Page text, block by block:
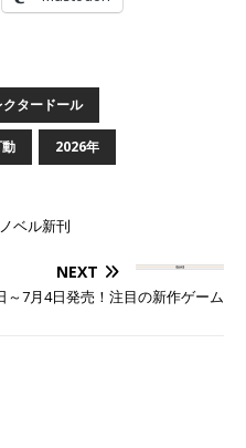
クタードール
2026年
ベル新刊
NEXT
～7月4日発売！注目の新作ゲーム